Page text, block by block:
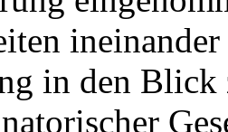
in den Blick